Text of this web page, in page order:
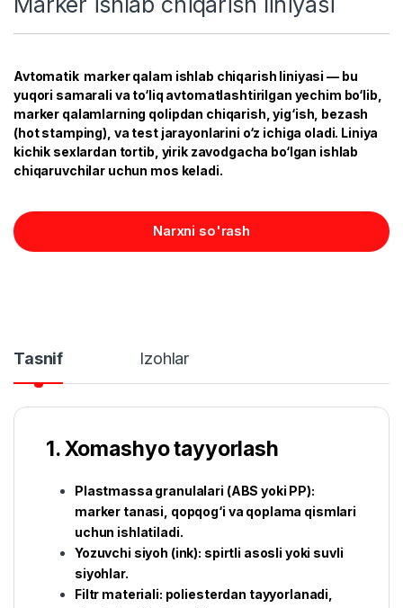
Avtomatik marker qalam ishlab chiqarish liniyasi — bu
yuqori samarali va to‘liq avtomatlashtirilgan yechim bo‘lib,
marker qalamlarning qolipdan chiqarish, yig‘ish, bezash
(hot stamping), va test jarayonlarini o‘z ichiga oladi. Liniya
kichik sexlardan tortib, yirik zavodgacha bo‘lgan ishlab
chiqaruvchilar uchun mos keladi.
Narxni so'rash
Tasnif Izohlar
1. Xomashyo tayyorlash
Plastmassa granulalari (ABS yoki PP):
marker tanasi, qopqog‘i va qoplama qismlari
uchun ishlatiladi.
Yozuvchi siyoh (ink): spirtli asosli yoki suvli
siyohlar.
Filtr materiali: poliesterdan tayyorlanadi,